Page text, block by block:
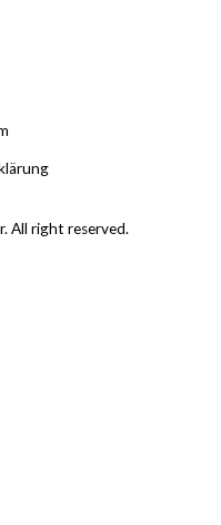
All right reserved.